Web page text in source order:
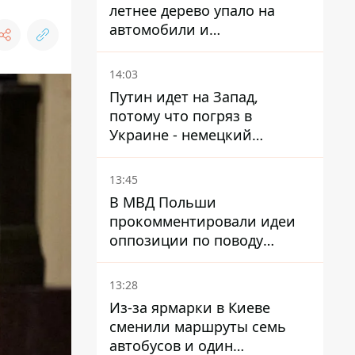
летнее дерево упало на
автомобили и
травмировало человека -
подробности
14:03
Путин идет на Запад,
потому что погряз в
Украине - немецкий
политик высказался о
планах РФ
13:45
В МВД Польши
прокомментировали идеи
оппозиции по поводу
депортации украинских
мужчин - абсурд и популизм
13:28
Из-за ярмарки в Киеве
сменили маршруты семь
автобусов и один